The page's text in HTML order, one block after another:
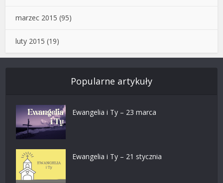
marzec 2015 (95)
luty 2015 (19)
Popularne artykuły
Ewangelia i Ty – 23 marca
Ewangelia i Ty – 21 stycznia